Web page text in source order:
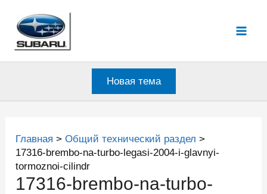
содержимому
Новая тема
Главная
Общий технический раздел
17316-brembo-na-turbo-legasi-2004-i-glavnyi-
tormoznoi-cilindr
17316-brembo-na-turbo-